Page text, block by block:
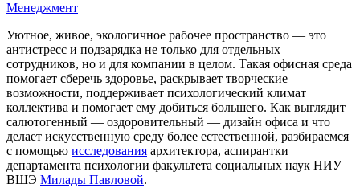
Менеджмент
Уютное, живое, экологичное рабочее пространство — это
антистресс и подзарядка не только для отдельных
сотрудников, но и для компании в целом. Такая офисная среда
помогает сберечь здоровье, раскрывает творческие
возможности, поддерживает психологический климат
коллектива и помогает ему добиться большего. Как выглядит
салютогенный — оздоровительный — дизайн офиса и что
делает искусственную среду более естественной, разбираемся
с помощью исследования архитектора, аспирантки
департамента психологии факультета социальных наук НИУ
ВШЭ Милады Павловой.